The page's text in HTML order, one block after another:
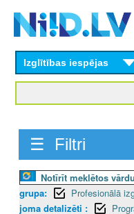
content
Izglītības iespējas
☰ Filtri
Notīrīt meklētos
grupa:
Profesionālā
joma detalizēti :